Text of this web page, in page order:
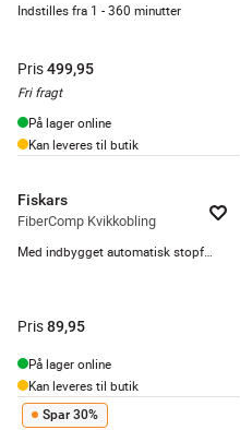
Indstilles fra 1 - 360 minutter
Pris499,95
Fri fragt
På lager online
Kan leveres til butik
Fiskars
FiberComp Kvikkobling
Pris89,95
På lager online
Kan leveres til butik
Spar 30%